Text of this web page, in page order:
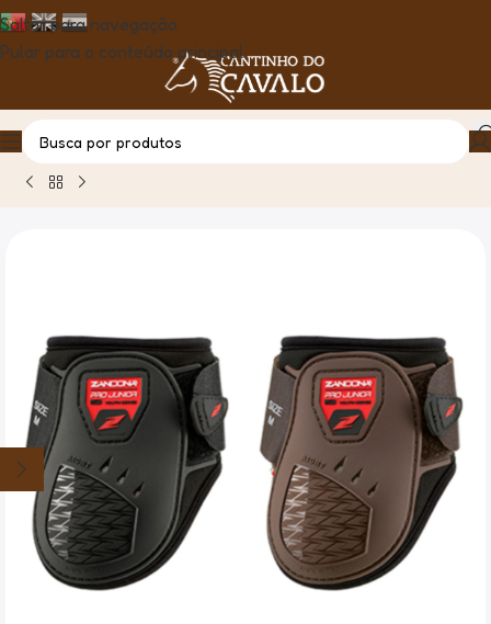
Saltar para navegação
Pular para o conteúdo principal
Casa Produto Protector Boleto Zandona Pro Junior Air P/